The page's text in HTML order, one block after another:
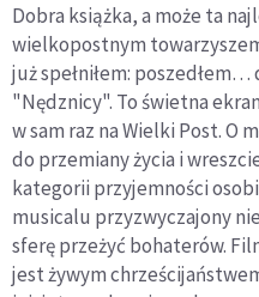
Dobra książka, a może ta
wielkopostnym
już spełniłem:
"Nędznicy". To świetna
w sam raz na Wielki Post. O
do przemiany życia i
kategorii przyjemności
musicalu przyzwyczajony
sferę przeżyć bohaterów.
jest żywym